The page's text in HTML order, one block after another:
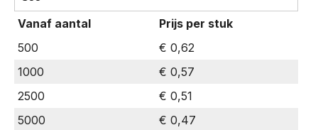
Evolution
ECOlutions®
Eraser
hoeveelheid
Vanaf aantal
Prijs per stuk
500
€ 0,62
1000
€ 0,57
2500
€ 0,51
5000
€ 0,47